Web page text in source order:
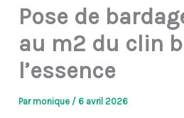
Pose de
au m2 du clin
l’essence
Parmonique / 6 avril 2026